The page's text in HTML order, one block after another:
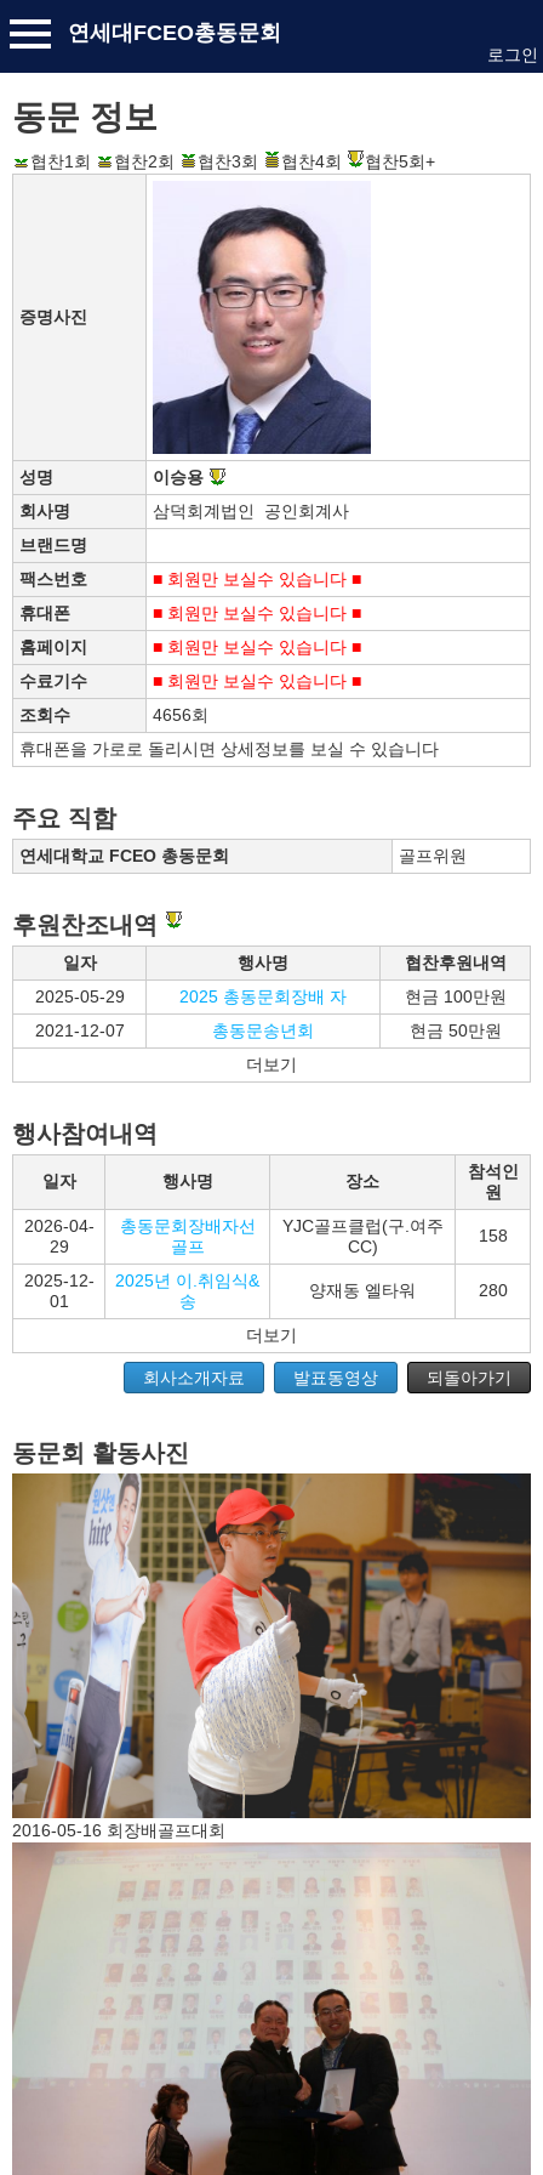
연세대FCEO총동문회
로그인
동문 정보
협찬1회 협찬2회 협찬3회 협찬4회 협찬5회+
증명사진
성명
이승용
회사명
삼덕회계법인 공인회계사
브랜드명
팩스번호
■ 회원만 보실수 있습니다 ■
휴대폰
■ 회원만 보실수 있습니다 ■
홈페이지
■ 회원만 보실수 있습니다 ■
수료기수
■ 회원만 보실수 있습니다 ■
조회수
4656회
휴대폰을 가로로 돌리시면 상세정보를 보실 수 있습니다
주요 직함
연세대학교 FCEO 총동문회 골프위원
후원찬조내역
일자 행사명
협찬후원내역
2025-05-29
2025 총동문회장배 자
현금 100만원
2021-12-07
총동문송년회
현금 50만원
더보기
행사참여내역
일자 행사명 장소
참석인
원
2026-04-
29
총동문회장배자선
골프
YJC골프클럽(구.여주
CC)
158
2025-12-
01
2025년 이.취임식&
송
양재동 엘타워 280
더보기
회사소개자료 발표동영상 되돌아가기
동문회 활동사진
2016-05-16 회장배골프대회